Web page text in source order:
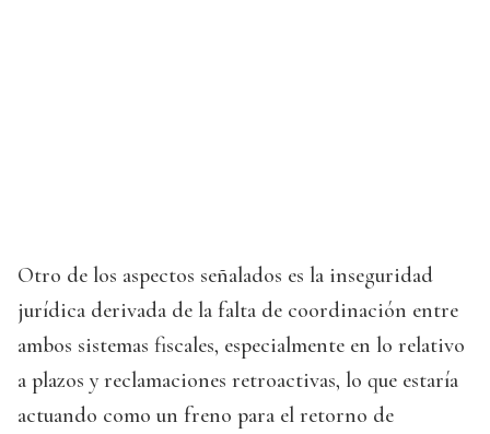
Otro de los aspectos señalados es la inseguridad
jurídica derivada de la falta de coordinación entre
ambos sistemas fiscales, especialmente en lo relativo
a plazos y reclamaciones retroactivas, lo que estaría
actuando como un freno para el retorno de